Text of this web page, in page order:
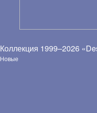
Коллекция 1999–2026